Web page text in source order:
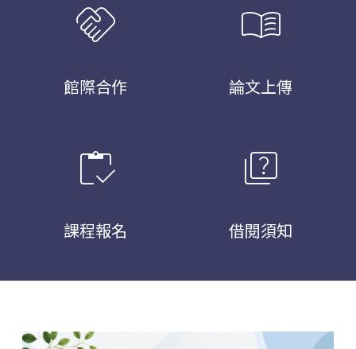
handshake
館際合作
menu_book
論文上傳
inventory
課程報名
quiz
借閱須知